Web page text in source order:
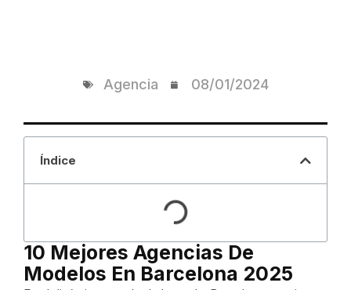
Agencia 08/01/2024
Índice
10 Mejores Agencias De
Modelos En Barcelona 2025